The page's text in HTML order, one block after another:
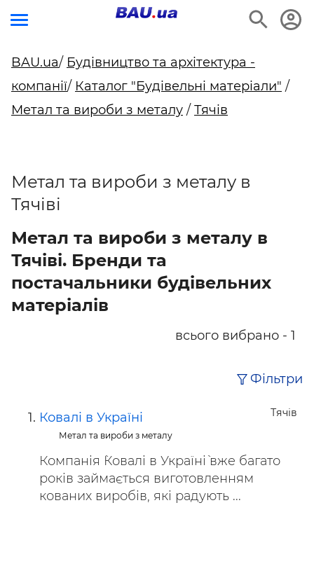
BAU.ua/ Будівництво та архітектура -
компанії/ Каталог "Будівельні матеріали" /
Метал та вироби з металу / Тячів
Метал та вироби з металу в
Тячіві
Метал та вироби з металу в
Тячіві. Бренди та
постачальники будівельних
матеріалів
всього вибрано - 1
Фільтри
Тячів
Ковалі в Україні
Метал та вироби з металу
Компанія `Ковалі в Україні` вже багато
років займається виготовленням
кованих виробів, які радують ...